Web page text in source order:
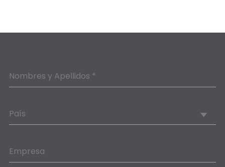
Nombres y Apellidos *
País
Empresa